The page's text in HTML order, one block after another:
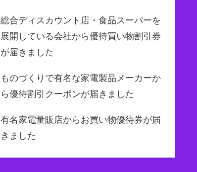
総合ディスカウント店・食品スーパーを
展開している会社から優待買い物割引券
が届きました
ものづくりで有名な家電製品メーカーか
ら優待割引クーポンが届きました
有名家電量販店からお買い物優待券が届
きました